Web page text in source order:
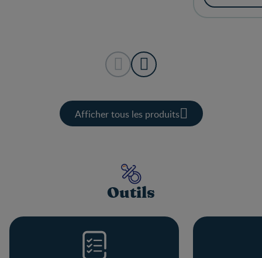
Afficher tous les produits
Outils